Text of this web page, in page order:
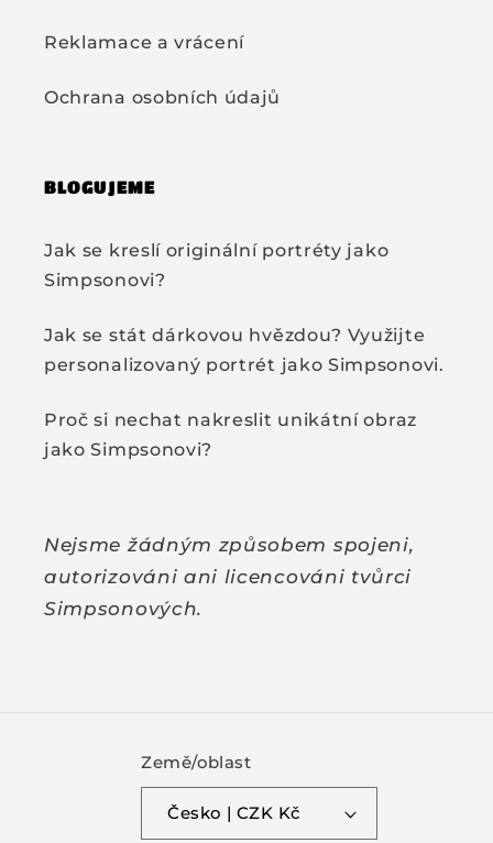
Reklamace a vrácení
Ochrana osobních údajů
BLOGUJEME
Jak se kreslí originální portréty jako
Simpsonovi?
Jak se stát dárkovou hvězdou? Využijte
personalizovaný portrét jako Simpsonovi.
Proč si nechat nakreslit unikátní obraz
jako Simpsonovi?
Nejsme žádným způsobem spojeni,
autorizováni ani licencováni tvůrci
Simpsonových.
Země/oblast
Česko | CZK Kč